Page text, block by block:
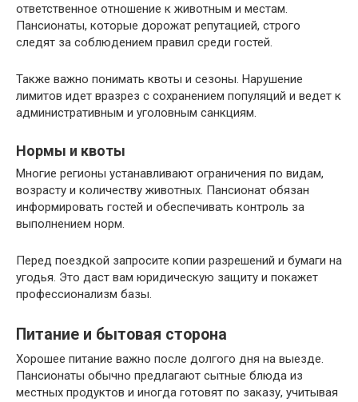
ответственное отношение к животным и местам.
Пансионаты, которые дорожат репутацией, строго
следят за соблюдением правил среди гостей.
Также важно понимать квоты и сезоны. Нарушение
лимитов идет вразрез с сохранением популяций и ведет к
административным и уголовным санкциям.
Нормы и квоты
Многие регионы устанавливают ограничения по видам,
возрасту и количеству животных. Пансионат обязан
информировать гостей и обеспечивать контроль за
выполнением норм.
Перед поездкой запросите копии разрешений и бумаги на
угодья. Это даст вам юридическую защиту и покажет
профессионализм базы.
Питание и бытовая сторона
Хорошее питание важно после долгого дня на выезде.
Пансионаты обычно предлагают сытные блюда из
местных продуктов и иногда готовят по заказу, учитывая